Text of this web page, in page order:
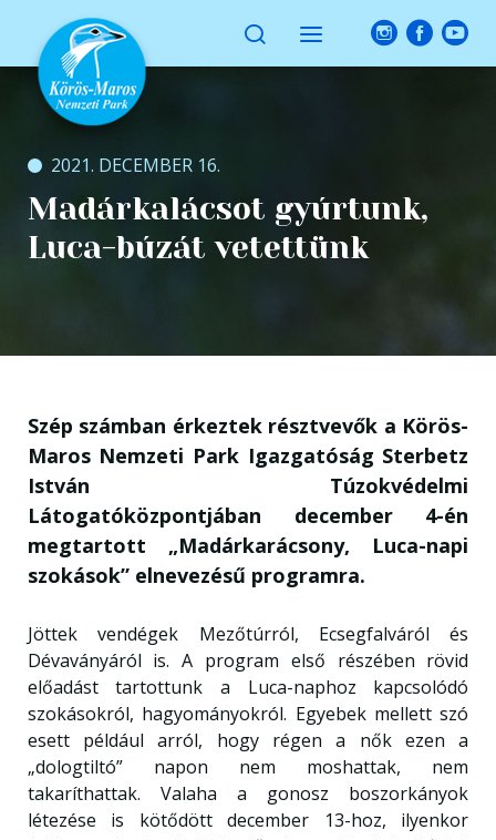
2021. DECEMBER 16.
Madárkalácsot gyúrtunk,
Luca-búzát vetettünk
Szép számban érkeztek résztvevők a Körös-
Maros Nemzeti Park Igazgatóság Sterbetz
István Túzokvédelmi
Látogatóközpontjában december 4-én
megtartott „Madárkarácsony, Luca-napi
szokások” elnevezésű programra.
Jöttek vendégek Mezőtúrról, Ecsegfalváról és
Dévaványáról is. A program első részében rövid
előadást tartottunk a Luca-naphoz kapcsolódó
szokásokról, hagyományokról. Egyebek mellett szó
esett például arról, hogy régen a nők ezen a
„dologtiltó” napon nem moshattak, nem
takaríthattak. Valaha a gonosz boszorkányok
létezése is kötődött december 13-hoz, ilyenkor